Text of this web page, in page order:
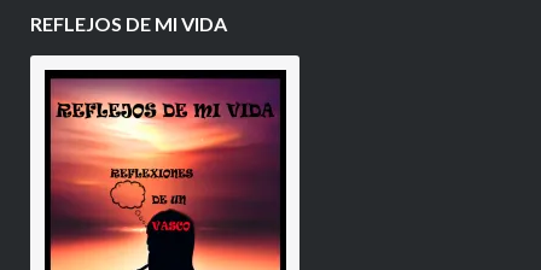
REFLEJOS DE MI VIDA